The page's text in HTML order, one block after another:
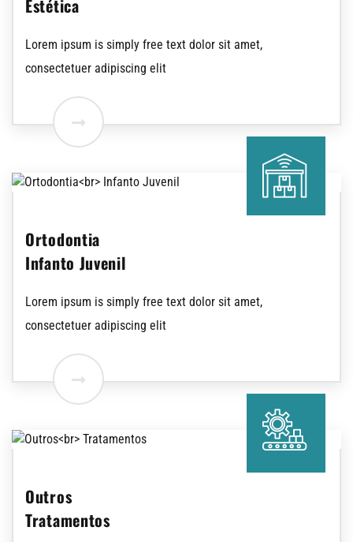
Estética
Lorem ipsum is simply free text dolor sit amet,
consectetuer adipiscing elit
Ortodontia
Infanto Juvenil
Lorem ipsum is simply free text dolor sit amet,
consectetuer adipiscing elit
Outros
Tratamentos